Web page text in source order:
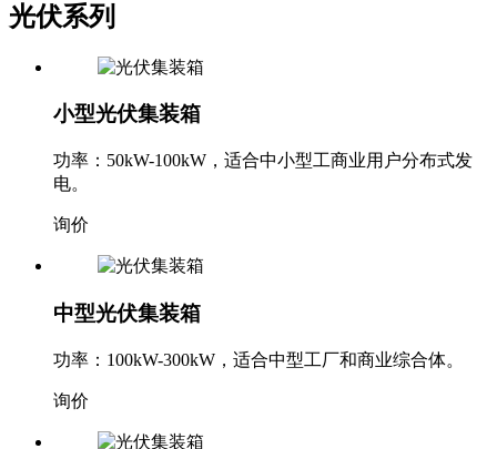
光伏系列
小型光伏集装箱
功率：50kW-100kW，适合中小型工商业用户分布式发
电。
询价
中型光伏集装箱
功率：100kW-300kW，适合中型工厂和商业综合体。
询价